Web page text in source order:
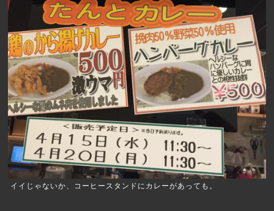
イイじゃないか、コーヒースタンドにカレーがあっても。